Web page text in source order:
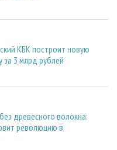
КБК построит новую
3 млрд рублей
древесного волокна:
революцию в